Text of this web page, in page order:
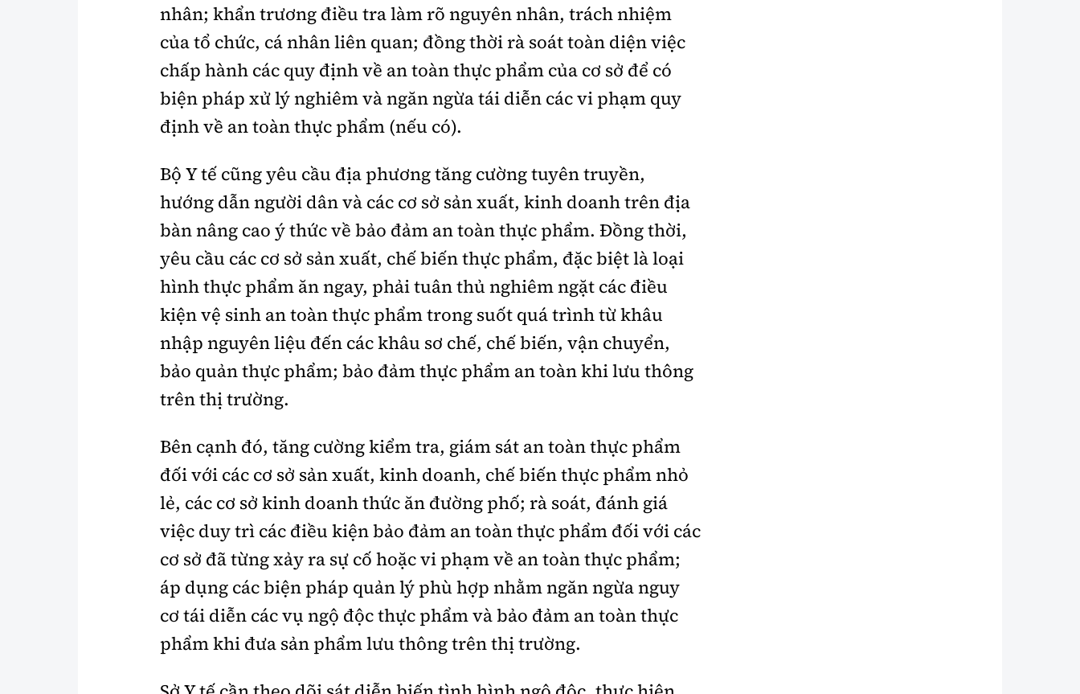
nhân; khẩn trương điều tra làm rõ nguyên nhân, trách nhiệm
của tổ chức, cá nhân liên quan; đồng thời rà soát toàn diện việc
chấp hành các quy định về an toàn thực phẩm của cơ sở để có
biện pháp xử lý nghiêm và ngăn ngừa tái diễn các vi phạm quy
định về an toàn thực phẩm (nếu có).
Bộ Y tế cũng yêu cầu địa phương tăng cường tuyên truyền,
hướng dẫn người dân và các cơ sở sản xuất, kinh doanh trên địa
bàn nâng cao ý thức về bảo đảm an toàn thực phẩm. Đồng thời,
yêu cầu các cơ sở sản xuất, chế biến thực phẩm, đặc biệt là loại
hình thực phẩm ăn ngay, phải tuân thủ nghiêm ngặt các điều
kiện vệ sinh an toàn thực phẩm trong suốt quá trình từ khâu
nhập nguyên liệu đến các khâu sơ chế, chế biến, vận chuyển,
bảo quản thực phẩm; bảo đảm thực phẩm an toàn khi lưu thông
trên thị trường.
Bên cạnh đó, tăng cường kiểm tra, giám sát an toàn thực phẩm
đối với các cơ sở sản xuất, kinh doanh, chế biến thực phẩm nhỏ
lẻ, các cơ sở kinh doanh thức ăn đường phố; rà soát, đánh giá
việc duy trì các điều kiện bảo đảm an toàn thực phẩm đối với các
cơ sở đã từng xảy ra sự cố hoặc vi phạm về an toàn thực phẩm;
áp dụng các biện pháp quản lý phù hợp nhằm ngăn ngừa nguy
cơ tái diễn các vụ ngộ độc thực phẩm và bảo đảm an toàn thực
phẩm khi đưa sản phẩm lưu thông trên thị trường.